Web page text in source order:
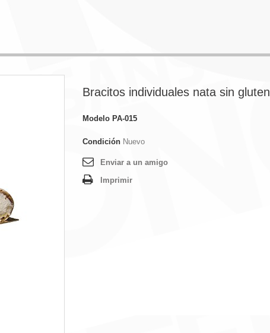
Bracitos individuales nata sin gluten
Modelo PA-015
Condición Nuevo
Enviar a un amigo
Imprimir